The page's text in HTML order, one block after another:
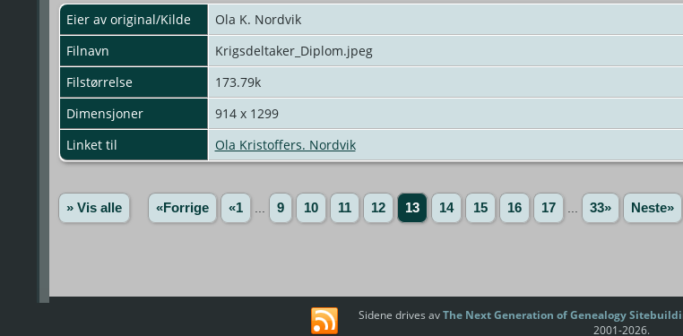
Eier av original/Kilde
Ola K. Nordvik
Filnavn
Krigsdeltaker_Diplom.jpeg
Filstørrelse
173.79k
Dimensjoner
914 x 1299
Linket til
Ola Kristoffers. Nordvik
» Vis alle «Forrige «1 9 10 11 12 13 14 15 16 17 33» Neste»
Sidene drives avThe Next Generation of Genealogy
2001-2026.